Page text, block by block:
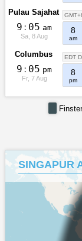
Pulau Sajahat
9 : 05 am
Sa, 8 Aug
8
am
Columbus EDT
9 : 05 pm
Fr, 7 Aug
8
pm
SINGAPUR